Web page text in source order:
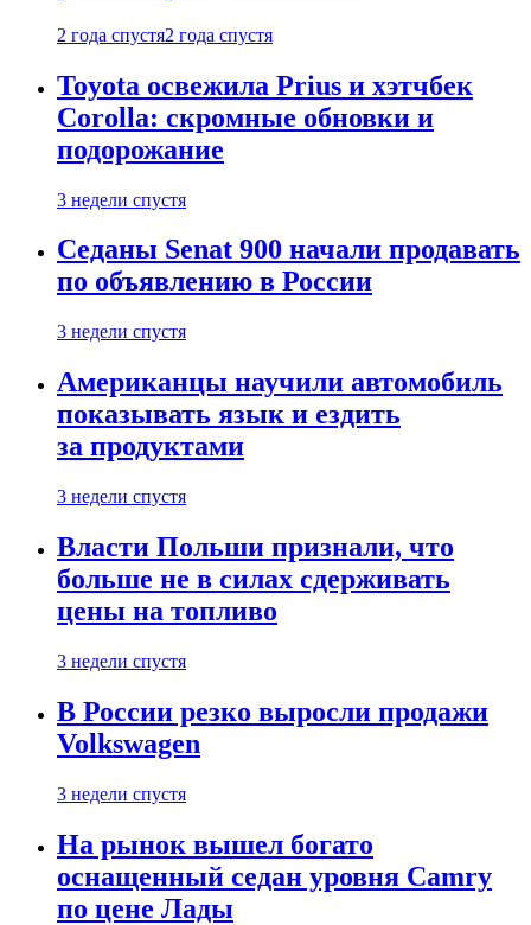
2 года спустя2 года спустя
Toyota освежила Prius и хэтчбек
Corolla: скромные обновки и
подорожание
3 недели спустя
Седаны Senat 900 начали продавать
по объявлению в России
3 недели спустя
Американцы научили автомобиль
показывать язык и ездить
за продуктами
3 недели спустя
Власти Польши признали, что
больше не в силах сдерживать
цены на топливо
3 недели спустя
В России резко выросли продажи
Volkswagen
3 недели спустя
На рынок вышел богато
оснащенный седан уровня Camry
по цене Лады